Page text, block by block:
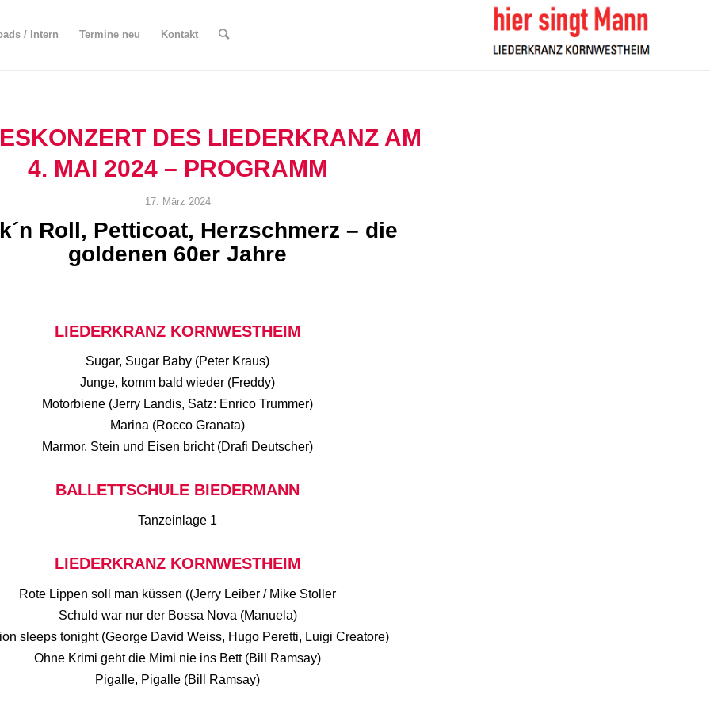
/ Intern Termine neu Kontakt
DES LIEDERKRANZ AM
4. MAI 2024 – PROGRAMM
17. März 2024
Roll, Petticoat, Herzschmerz – die
goldenen 60er Jahre
LIEDERKRANZ KORNWESTHEIM
Sugar, Sugar Baby (Peter Kraus)
Junge, komm bald wieder (Freddy)
Motorbiene (Jerry Landis, Satz: Enrico Trummer)
Marina (Rocco Granata)
Marmor, Stein und Eisen bricht (Drafi Deutscher)
BALLETTSCHULE BIEDERMANN
Tanzeinlage 1
LIEDERKRANZ KORNWESTHEIM
Rote Lippen soll man küssen ((Jerry Leiber / Mike Stoller
Schuld war nur der Bossa Nova (Manuela)
sleeps tonight (George David Weiss, Hugo Peretti, Luigi Creatore)
Ohne Krimi geht die Mimi nie ins Bett (Bill Ramsay)
Pigalle, Pigalle (Bill Ramsay)